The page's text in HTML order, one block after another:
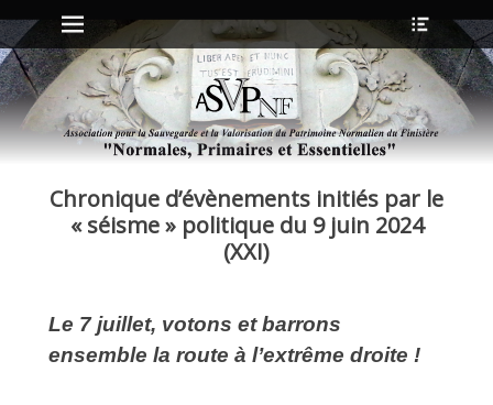
Menu principal
Aller
au
contenu
l’en-
tête
Chronique d’évènements initiés par le
« séisme » politique du 9 juin 2024
(XXI)
Le 7 juillet, votons et barrons
ensemble la route à l’extrême droite !